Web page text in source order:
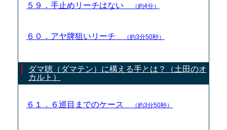
５９．手止めリーチはない （約4分）
６０．アヤ牌狙いリーチ （約3分50秒）
ダマ聴（ダマテン）に構える手とは？（土田のオ
カルト）
６１．６巡目までのケース （約3分50秒）